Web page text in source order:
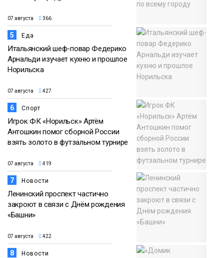
07 августа 366
5 Еда
Итальянский шеф-повар Федерико
Арнальди изучает кухню и прошлое
Норильска
07 августа 427
6 Спорт
Игрок ФК «Норильск» Артём
Антошкин помог сборной России
взять золото в футзальном турнире
07 августа 419
7 Новости
Ленинский проспект частично
закроют в связи с Днём рождения
«Башни»
07 августа 422
8 Новости